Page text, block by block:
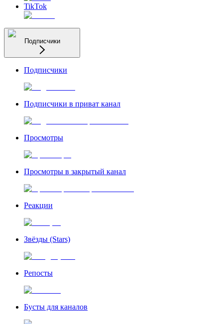
TikTok
Подписчики
Подписчики
Подписчики в приват канал
Просмотры
Просмотры в закрытый канал
Реакции
Звёзды (Stars)
Репосты
Бусты для каналов